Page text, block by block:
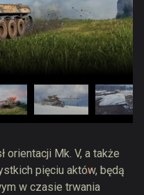
orientacji Mk. V, a także
pięciu aktów, będą
w czasie trwania